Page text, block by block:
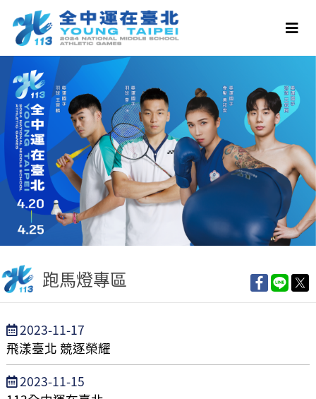
跑馬燈專區
發
布
日
期
2023-11-17
飛漾臺北 競逐榮耀
發
2023-11-15